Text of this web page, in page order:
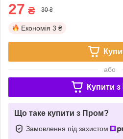
27 ₴ 30 ₴
Економія 3 ₴
або
Купити з
Що таке купити з Пром?
Замовлення під захистом